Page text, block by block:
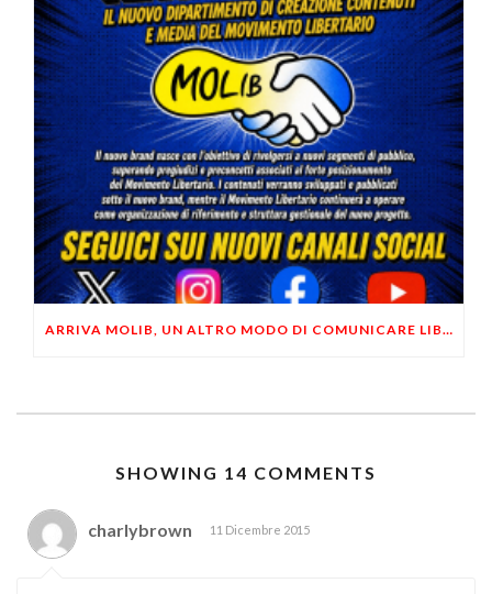
ARRIVA MOLIB, UN ALTRO MODO DI COMUNICARE LIBERTARIO
SHOWING 14 COMMENTS
charlybrown 11 Dicembre 2015